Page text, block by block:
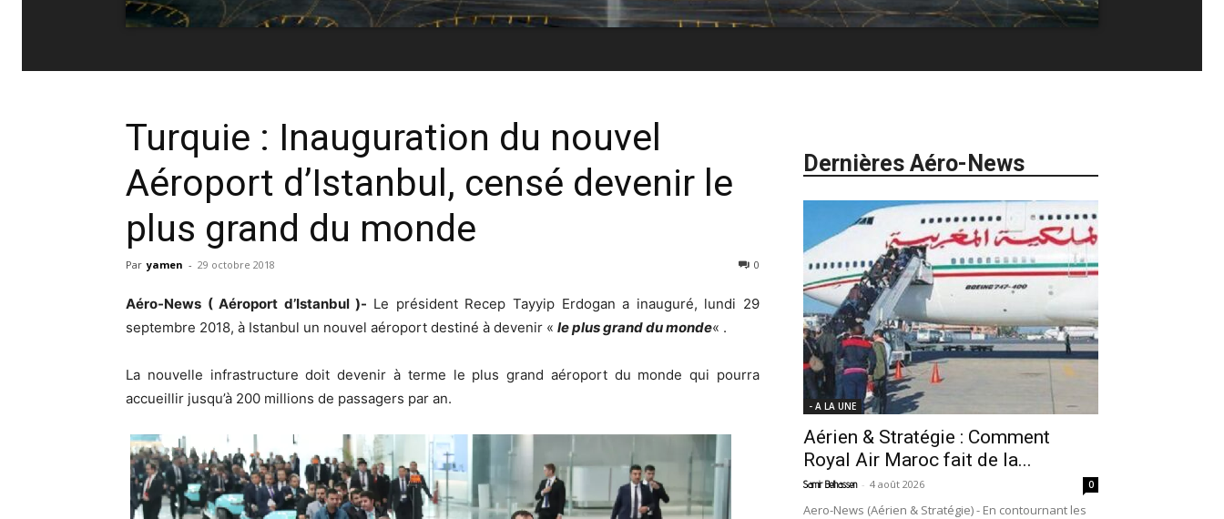
Turquie : Inauguration du nouvel
Aéroport d’Istanbul, censé devenir le
plus grand du monde
Par yamen - 29 octobre 2018 0
Aéro-News ( Aéroport d’Istanbul )- Le président Recep Tayyip Erdogan a inauguré, lundi 29
septembre 2018, à Istanbul un nouvel aéroport destiné à devenir « le plus grand du monde« .
La nouvelle infrastructure doit devenir à terme le plus grand aéroport du monde qui pourra
accueillir jusqu’à 200 millions de passagers par an.
Dernières Aéro-News
- A LA UNE
Aérien & Stratégie : Comment
Royal Air Maroc fait de la...
Samir Belhassen - 4 août 2026 0
Aero-News (Aérien & Stratégie) - En contournant les